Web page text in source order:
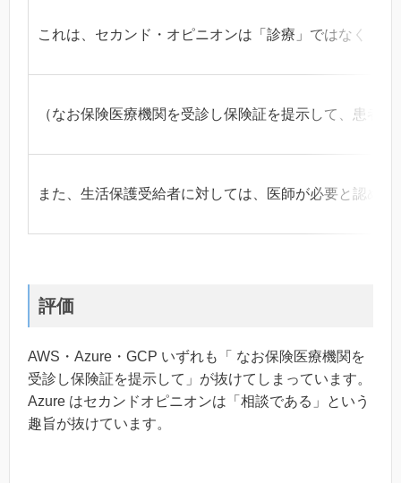
これは、セカンド・オピニオンは「診療」ではなく「
（なお保険医療機関を受診し保険証を提示して、患者
また、生活保護受給者に対しては、医師が必要と認め
評価
AWS・Azure・GCP いずれも「 なお保険医療機関を
受診し保険証を提示して」が抜けてしまっています。
Azure はセカンドオピニオンは「相談である」という
趣旨が抜けています。